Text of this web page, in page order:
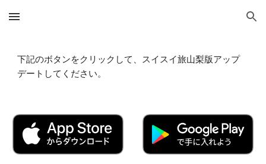
Skip to main content Skip to navigation
下記のボタンをクリックして、スイスイ旅山梨版アップ
デートしてください。